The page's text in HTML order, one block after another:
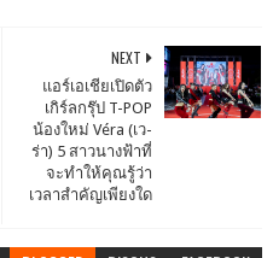
NEXT
แอร์เอเชียเปิดตัว
เกิร์ลกรุ๊ป T-POP
น้องใหม่ Véra (เว-
ร่า) 5 สาวนางฟ้าที่
จะทำให้คุณรู้ว่า
เวลาสำคัญเพียงใด